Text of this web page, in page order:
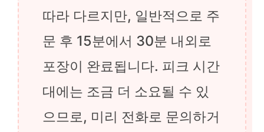
따라 다르지만, 일반적으로 주
문 후 15분에서 30분 내외로
포장이 완료됩니다. 피크 시간
대에는 조금 더 소요될 수 있
으므로, 미리 전화로 문의하거